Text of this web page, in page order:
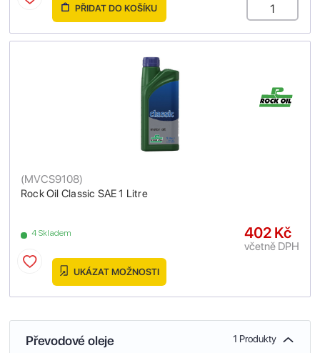
PŘIDAT DO KOŠÍKU
Rock Oil Classic SAE 1 Litre
(MVCS9108)
4 Skladem 402 Kč
včetně DPH
UKÁZAT MOŽNOSTI
Převodové oleje 1 Produkty